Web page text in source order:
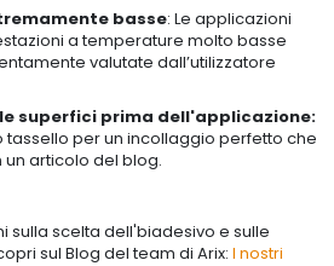
basse: Le applicazioni
a temperature molto basse
valutate dall’utilizzatore
superfici prima dell'applicazione:
tassello per un incollaggio perfetto che
articolo del blog.
sulla scelta dell'biadesivo e sulle
sul Blog del team di Arix: I nostri